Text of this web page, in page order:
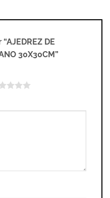
DE
30X30CM”